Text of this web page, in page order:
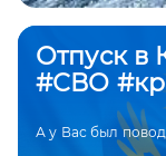
Отпуск в
#СВО
А у Вас был повод